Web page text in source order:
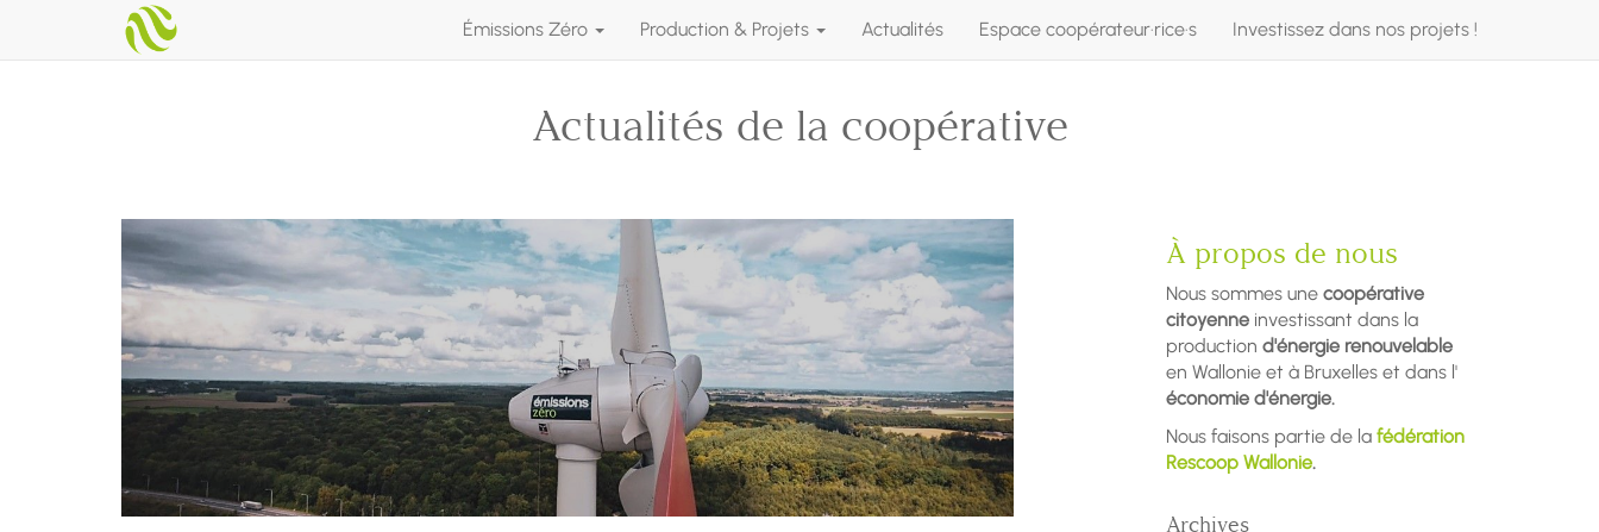
Émissions Zéro Production & Projets Actualités Espace coopérateur·rice·s Investissez dans nos projets !
Actualités de la coopérative
À propos de nous
Nous sommes une coopérative
citoyenne investissant dans la
production d'énergie renouvelable
en Wallonie et à Bruxelles et dans l'
économie d'énergie.
Nous faisons partie de la fédération
Rescoop Wallonie.
Archives